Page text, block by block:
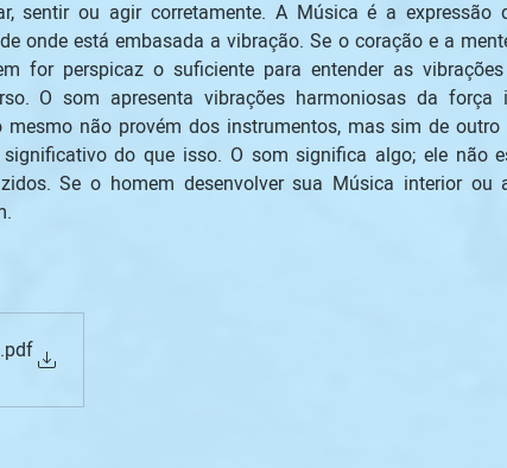
sentir ou agir corretamente. A Música é a
onde está embasada a vibração. Se o coração e a
for perspicaz o suficiente para entender as
O som apresenta vibrações harmoniosas da força
não provém dos instrumentos, mas sim de
do que isso. O som significa algo; ele não
Se o homem desenvolver sua Música interior ou
DA MÚSICA
.pdf